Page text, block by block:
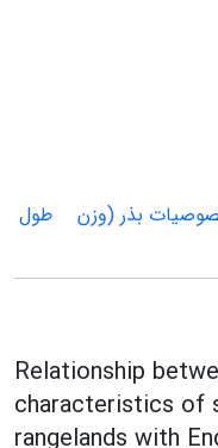
بذر (وزن
طول
Relationship
characteristics of
rangelands with